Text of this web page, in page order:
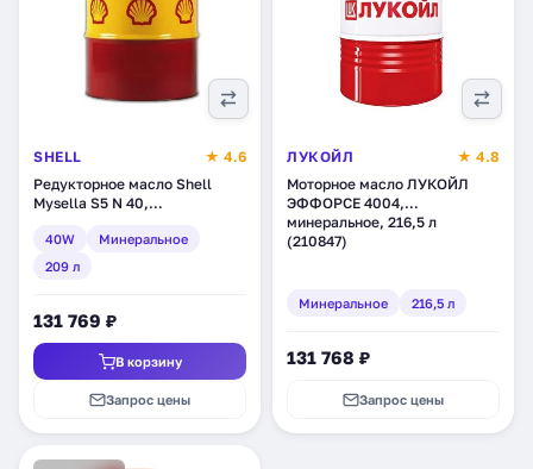
SHELL
★ 4.6
Редукторное масло Shell
Mysella S5 N 40,
(550039780)
40W
Минеральное
209 л
131 769 ₽
В корзину
Запрос цены
ЛУКОЙЛ
★ 4.8
Моторное масло ЛУКОЙЛ
ЭФФОРСЕ 4004,
минеральное, 216,5 л
(210847)
Минеральное 216,5 л
131 768 ₽
Запрос цены